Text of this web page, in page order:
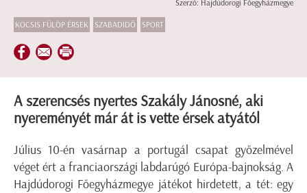
Szerző: Hajdúdorogi Főegyházmegye
KOCSIS FÜLÖP ÉRSEK SZABADIDŐ SPORT
A szerencsés nyertes Szakály Jánosné, aki
nyereményét már át is vette érsek atyától
Július 10-én vasárnap a portugál csapat győzelmével
véget ért a franciaországi labdarúgó Európa-bajnokság. A
Hajdúdorogi Főegyházmegye játékot hirdetett, a tét: egy